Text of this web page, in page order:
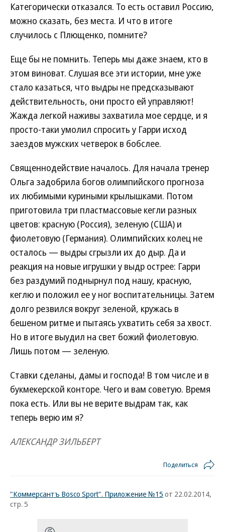
Категорически отказался. То есть оставил Россию,
можно сказать, без места. И что в итоге
случилось с Плющенко, помните?
Еще бы не помнить. Теперь мы даже знаем, кто в
этом виноват. Слушая все эти истории, мне уже
стало казаться, что выдры не предсказывают
действительность, они просто ей управляют!
Жажда легкой наживы захватила мое сердце, и я
просто-таки умолил спросить у Гарри исход
заездов мужских четверок в бобслее.
Священнодействие началось. Для начала тренер
Ольга задобрила богов олимпийского прогноза
их любимыми куриными крылышками. Потом
приготовила три пластмассовые кегли разных
цветов: красную (Россия), зеленую (США) и
фиолетовую (Германия). Олимпийских колец не
осталось — выдры сгрызли их до дыр. Да и
реакция на новые игрушки у выдр острее: Гарри
без раздумий поднырнул под нашу, красную,
кеглю и положил ее у ног воспитательницы. Затем
долго резвился вокруг зеленой, кружась в
бешеном ритме и пытаясь ухватить себя за хвост.
Но в итоге выудил на свет божий фиолетовую.
Лишь потом — зеленую.
Ставки сделаны, дамы и господа! В том числе и в
букмекерской конторе. Чего и вам советую. Время
пока есть. Или вы не верите выдрам так, как
теперь верю им я?
АЛЕКСАНДР ЗИЛЬБЕРТ
Поделиться
"Коммерсантъ Bosco Sport". Приложение №15 от 22.02.2014,
стр. 5